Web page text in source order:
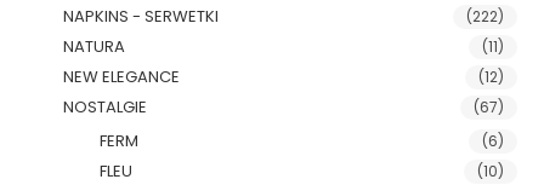
NAPKINS - SERWETKI (222)
NATURA (11)
NEW ELEGANCE (12)
NOSTALGIE (67)
FERM (6)
FLEU (10)